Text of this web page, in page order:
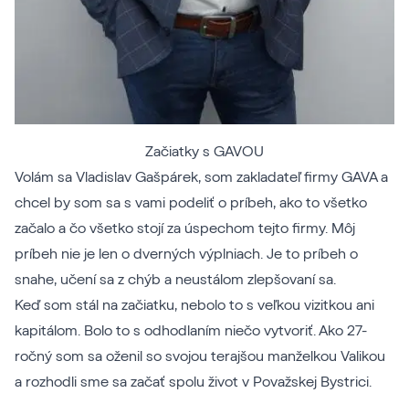
Začiatky s GAVOU
Volám sa Vladislav Gašpárek, som zakladateľ firmy GAVA a
chcel by som sa s vami podeliť o príbeh, ako to všetko
začalo a čo všetko stojí za úspechom tejto firmy. Môj
príbeh nie je len o dverných výplniach. Je to príbeh o
snahe, učení sa z chýb a neustálom zlepšovaní sa.
Keď som stál na začiatku, nebolo to s veľkou vizitkou ani
kapitálom. Bolo to s odhodlaním niečo vytvoriť. Ako 27-
ročný som sa oženil so svojou terajšou manželkou Valikou
a rozhodli sme sa začať spolu život v Považskej Bystrici.